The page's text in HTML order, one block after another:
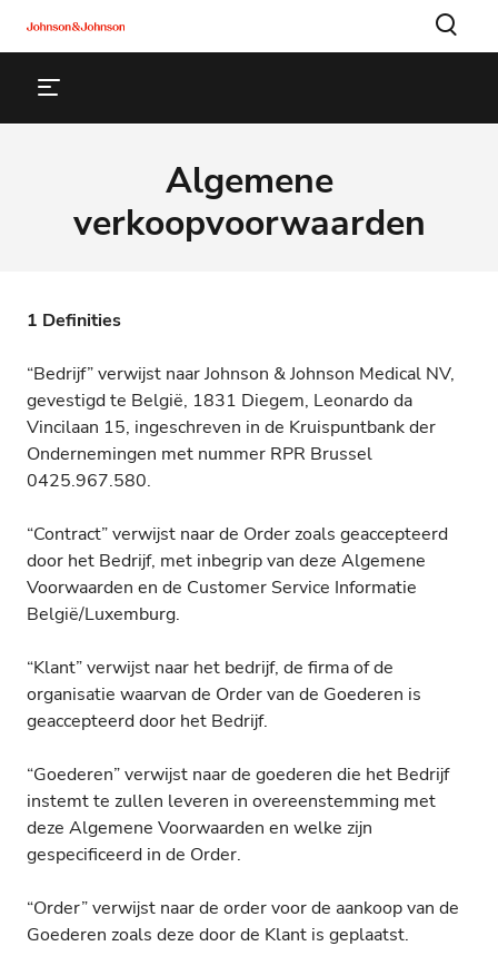
Algemene
verkoopvoorwaarden
1 Definities
“Bedrijf” verwijst naar Johnson & Johnson Medical NV,
gevestigd te België, 1831 Diegem, Leonardo da
Vincilaan 15, ingeschreven in de Kruispuntbank der
Ondernemingen met nummer RPR Brussel
0425.967.580.
“Contract” verwijst naar de Order zoals geaccepteerd
door het Bedrijf, met inbegrip van deze Algemene
Voorwaarden en de Customer Service Informatie
België/Luxemburg.
“Klant” verwijst naar het bedrijf, de firma of de
organisatie waarvan de Order van de Goederen is
geaccepteerd door het Bedrijf.
“Goederen” verwijst naar de goederen die het Bedrijf
instemt te zullen leveren in overeenstemming met
deze Algemene Voorwaarden en welke zijn
gespecificeerd in de Order.
“Order” verwijst naar de order voor de aankoop van de
Goederen zoals deze door de Klant is geplaatst.